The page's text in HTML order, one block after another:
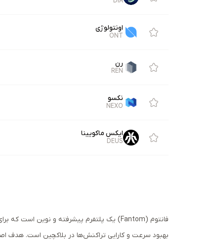
اونتولوژی
ONT
رن
REN
نکسو
NEXO
ایکس ماکویینا
DEUS
بهبود سرعت و کارایی تراکنش‌ها در بلاکچین است. هدف